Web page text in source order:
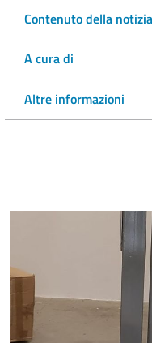
Contenuto della notizia
A cura di
Altre informazioni